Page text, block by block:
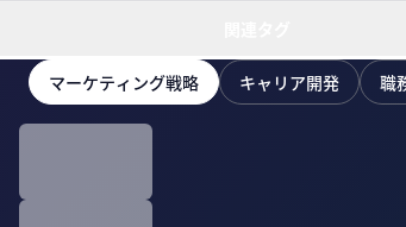
マーケティング戦略 キャリア開発 職